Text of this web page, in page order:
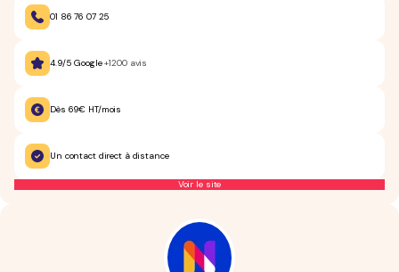
01 86 76 07 25
4.9/5 Google+1200 avis
Dès 69€ HT/mois
Un contact direct à distance
Voir le site